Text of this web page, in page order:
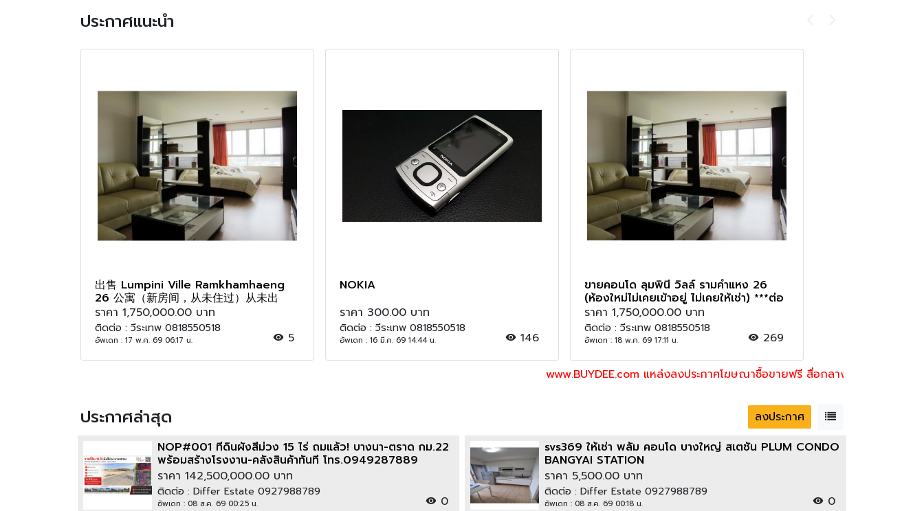
ประกาศแนะนํา
出售 Lumpini Ville Ramkhamhaeng
26 公寓（新房间，从未住过）从未出
租）***可商议***
ราคา 1,750,000.00 บาท
ติดต่อ : วีระเทพ 0818550518
อัพเดท : 17 พ.ค. 69 06:17 น. 5
NOKIA
ราคา 300.00 บาท
ติดต่อ : วีระเทพ 0818550518
อัพเดท : 16 มี.ค. 69 14:44 น. 146
ขายคอนโด ลุมพินี วิลล์ รามคำแหง 26
(ห้องใหม่ไม่เคยเข้าอยู่ ไม่เคยให้เช่า) ***ต่อ
รองได้***
ราคา 1,750,000.00 บาท
ติดต่อ : วีระเทพ 0818550518
อัพเดท : 18 พ.ค. 69 17:11 น. 269
www.BUYDEE.com แหล่งลงประกาศโฆษณาซื้อขายฟรี สื่อกลางในการซื้อขาย
ประกาศล่าสุด
ลงประกาศ
NOP#001 ที่ดินผังสีม่วง 15 ไร่ ถมแล้ว! บางนา-ตราด กม.22
พร้อมสร้างโรงงาน-คลังสินค้าทันที โทร.0949287889
ราคา 142,500,000.00 บาท
ติดต่อ : Differ Estate 0927988789
อัพเดท : 08 ส.ค. 69 00:25 น. 0
svs369 ให้เช่า พลัม คอนโด บางใหญ่ สเตชั่น PLUM CONDO
BANGYAI STATION
ราคา 5,500.00 บาท
ติดต่อ : Differ Estate 0927988789
อัพเดท : 08 ส.ค. 69 00:18 น.
0